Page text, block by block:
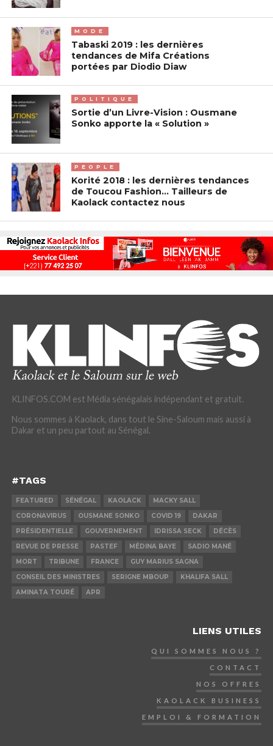
MODE
Tabaski 2019 : les dernières
tendances de Mifa Créations
portées par Diodio Diaw
POLITIQUE
Sortie d’un Livre-Vision : Ousmane
Sonko apporte la « Solution »
PEOPLE
Korité 2018 : les dernières tendances
de Toucou Fashion… Tailleurs de
Kaolack contactez nous
KLINFOS.COM est Média sénégalais indépendant et gratuit.
Nous sommes à Kaolack, dans tout le Sine-Saloum mais aussi à
Dakar et un peu partout au Sénégal.
#TAGS
FEATURED SÉNÉGAL KAOLACK
MACKY SALL
CORONAVIRUS
OUSMANE SONKO COVID 19
DAKAR
PRÉSIDENTIELLE
GOUVERNEMENT IDRISSA SECK
DÉCÈS
REVUE DE PRESSE
PASTEF MÉDINA BAYE
SADIO MANÉ
MORT
TRIBUNE FRANCE
GUY MARIUS SAGNA
CONSEIL DES MINISTRES
SERIGNE MBOUP
KHALIFA SALL
AMINATA TOURÉ
APR
LIENS UTILES
QUI SOMMES NOUS ?
CONTACT
NOS OFFRES
KAOLACK BUSINESS
EMPLOI & FORMATION